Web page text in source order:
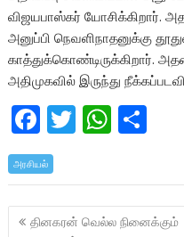
விஜயபாஸ்கர்
அனுப்பி நெவளிநாதனுக்கு
காத்துக்கொண்டிருக்கிறார்.
அதிமுகவில் இருந்து
F
ac
e
b
T
itt
er
W
at
s
ar
e
அரசியல்
Post
தினகரன் வெல்ல நினைக்கும்